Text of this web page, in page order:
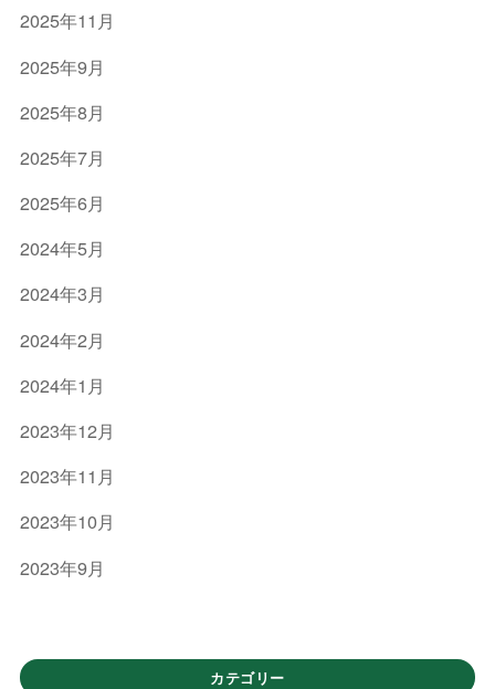
限
社
ケ
イ
ス
ラ
イ
]
2025年11月
2025年9月
2025年8月
2025年7月
2025年6月
2024年5月
2024年3月
2024年2月
2024年1月
2023年12月
2023年11月
2023年10月
2023年9月
カテゴリー
ン
]